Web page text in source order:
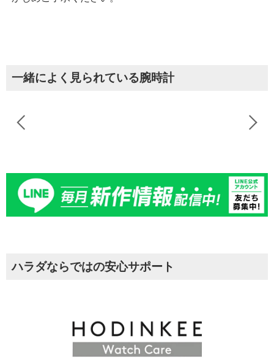
一緒によく見られている腕時計
ハラダならではの安心サポート